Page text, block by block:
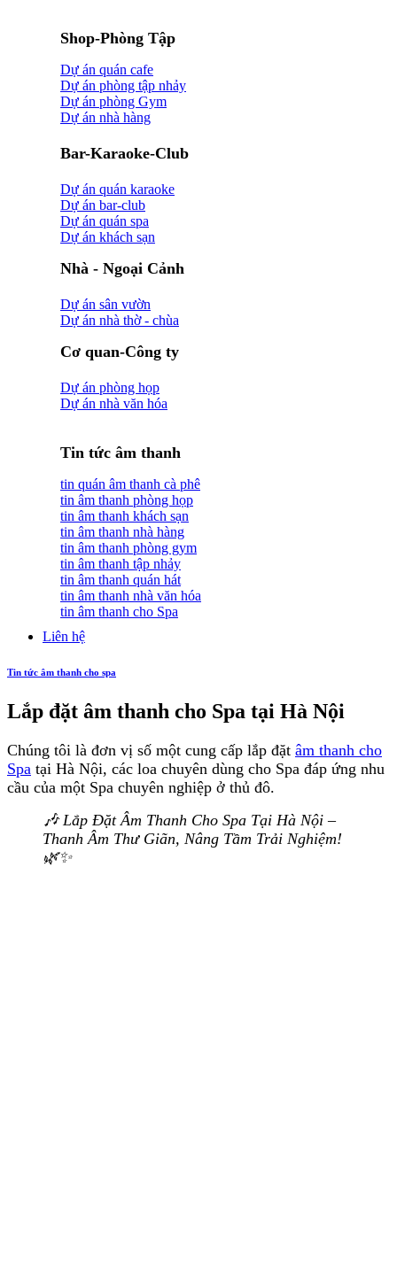
Shop-Phòng Tập
Dự án quán cafe
Dự án phòng tập nhảy
Dự án phòng Gym
Dự án nhà hàng
Bar-Karaoke-Club
Dự án quán karaoke
Dự án bar-club
Dự án quán spa
Dự án khách sạn
Nhà - Ngoại Cảnh
Dự án sân vườn
Dự án nhà thờ - chùa
Cơ quan-Công ty
Dự án phòng họp
Dự án nhà văn hóa
Tin tức âm thanh
tin quán âm thanh cà phê
tin âm thanh phòng họp
tin âm thanh khách sạn
tin âm thanh nhà hàng
tin âm thanh phòng gym
tin âm thanh tập nhảy
tin âm thanh quán hát
tin âm thanh nhà văn hóa
tin âm thanh cho Spa
Liên hệ
Tin tức âm thanh cho spa
Lắp đặt âm thanh cho Spa tại Hà Nội
Chúng tôi là đơn vị số một cung cấp lắp đặt âm thanh cho
Spa tại Hà Nội, các loa chuyên dùng cho Spa đáp ứng nhu
cầu của một Spa chuyên nghiệp ở thủ đô.
🎶 Lắp Đặt Âm Thanh Cho Spa Tại Hà Nội –
Thanh Âm Thư Giãn, Nâng Tầm Trải Nghiệm!
🌿✨